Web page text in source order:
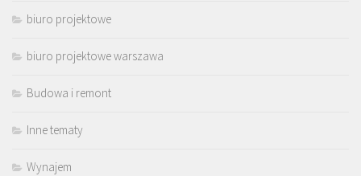
biuro projektowe
biuro projektowe warszawa
Budowa i remont
Inne tematy
Wynajem